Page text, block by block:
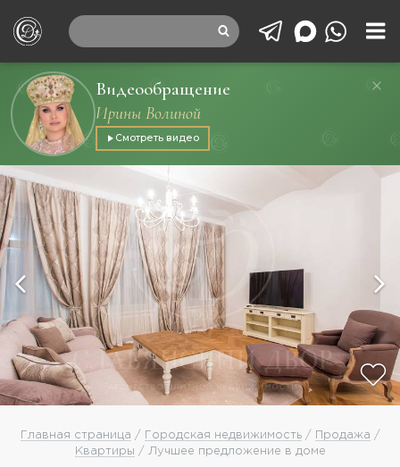
Видеообращение
Ирины Волиной
Смотреть видео
Главная страница / Городская недвижимость/ Продажа /
Квартиры / Лучшее предложение в доме